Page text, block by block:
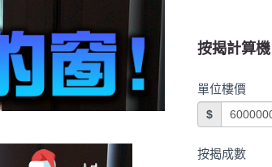
按揭計算機
單位樓價
$
按揭成數